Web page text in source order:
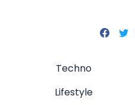
Techno
Lifestyle